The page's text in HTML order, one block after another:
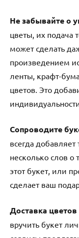
Не забывайте о
цветы, их подача
может сделать
произведением
ленты, крафт-
цветов. Это
Сопроводите
всегда
несколько слов
этот букет, или
сделает ваш
Доставка
вручить букет